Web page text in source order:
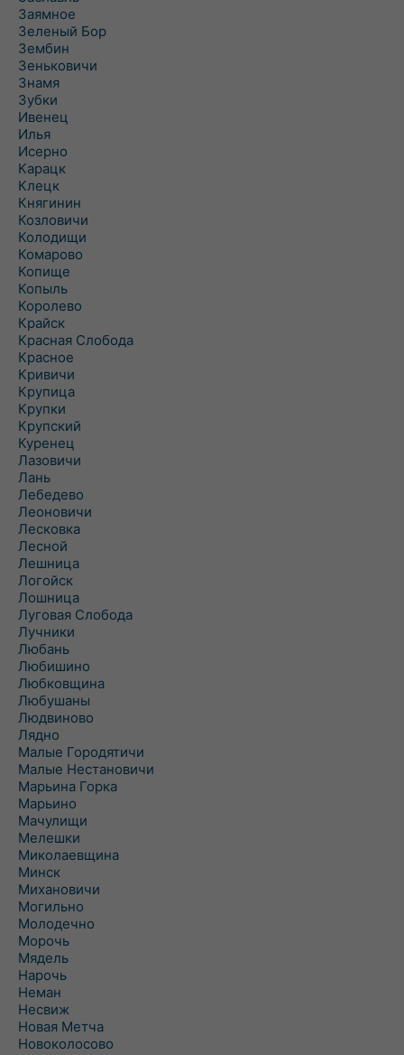
Заямное
Зеленый Бор
Зембин
Зеньковичи
Знамя
Зубки
Ивенец
Илья
Исерно
Карацк
Клецк
Княгинин
Козловичи
Колодищи
Комарово
Копище
Копыль
Королево
Крайск
Красная Слобода
Красное
Кривичи
Крупица
Крупки
Крупский
Куренец
Лазовичи
Лань
Лебедево
Леоновичи
Лесковка
Лесной
Лешница
Логойск
Лошница
Луговая Слобода
Лучники
Любань
Любишино
Любковщина
Любушаны
Людвиново
Лядно
Малые Городятичи
Малые Нестановичи
Марьина Горка
Марьино
Мачулищи
Мелешки
Миколаевщина
Минск
Михановичи
Могильно
Молодечно
Морочь
Мядель
Нарочь
Неман
Несвиж
Новая Метча
Новоколосово